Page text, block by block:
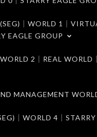
｜WORLD 1｜
EAGLE GROUP
2｜REAL
MANAGEMENT
｜WORLD 4｜